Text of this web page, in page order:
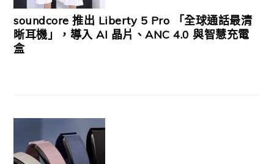
soundcore 推出 Liberty 5 Pro 「全球通話最清
晰耳機」，導入 AI 晶片、ANC 4.0 與智慧充電
盒